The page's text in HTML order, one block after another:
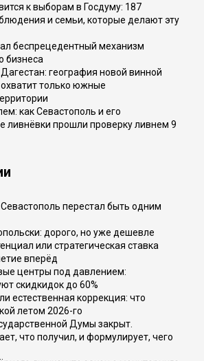
к выборам в Госдуму: 187
и семьи, которые делают эту
беспрецедентный механизм
бизнеса
география новой винной
только южные
как Севастополь и его
ливнёвки прошли проверку ливнем 9
Севастополь перестал быть одним
дорого, но уже дешевле
или стратегическая ставка
вперёд
центры под давлением:
скидкидок до 60%
естественная коррекция: что
летом 2026-го
Думы закрыт.
что получил, и формулирует, чего